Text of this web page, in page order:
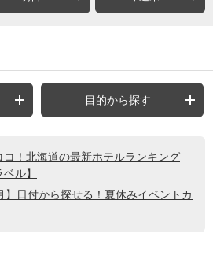
目的から探す
コ！北海道の最新ホテルランキング
ル】
】日付から探せる！夏休みイベントカ